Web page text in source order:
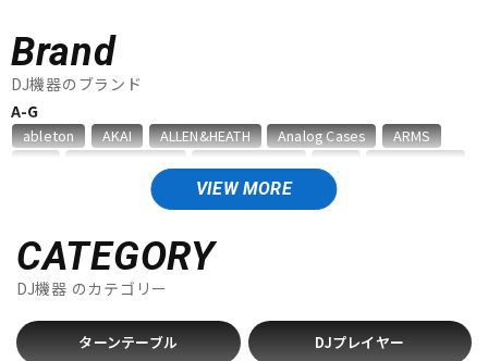
DJ機器
DTM オンライン納品 レコーディング機器
配信/ライブ機器
Brand
DJ機器のブランド
VIEW MORE
A-G
ableton AKAI ALLEN&HEATH Analog Cases
ARMS
elektron Erica synths
Gravity
H-R
HERCULES IKO ION
KRYNA
MAGMA
Native Instruments
NOVATION Numark
Ortofon
PHONON Pioneer DJ
Playdifferently
CATEGORY
DJ機器 のカテゴリー
ターンテーブル DJプレイヤー